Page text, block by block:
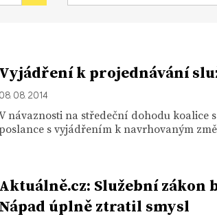
Vyjádření k projednávání
08. 08. 2014
návaznosti na středeční dohodu koalice
s vyjádřením k navrhovaným
Aktuálně.cz: Služební zákon
Nápad úplně ztratil smysl